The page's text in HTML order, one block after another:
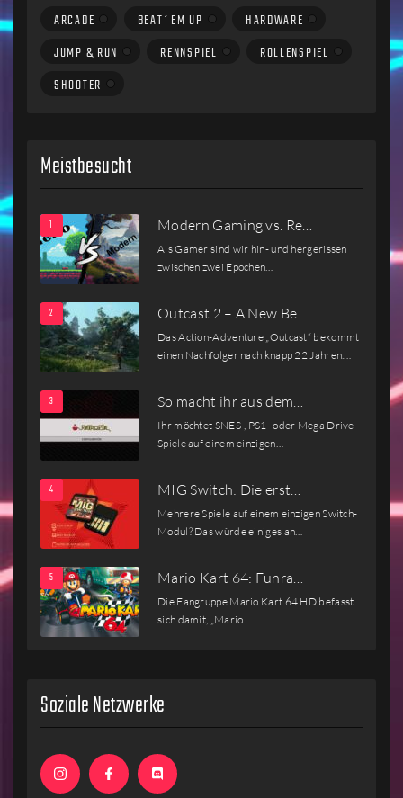
ARCADE
BEAT´EM UP
HARDWARE
JUMP & RUN
RENNSPIEL
ROLLENSPIEL
SHOOTER
Meistbesucht
Modern Gaming vs. Re…
Als Gamer sind wir hin- und hergerissen
zwischen zwei Epochen…
Outcast 2 – A New Be…
Das Action-Adventure „Outcast“ bekommt
einen Nachfolger nach knapp 22 Jahren.…
So macht ihr aus dem…
Ihr möchtet SNES-, PS1- oder Mega Drive-
Spiele auf einem einzigen…
MIG Switch: Die erst…
Mehrere Spiele auf einem einzigen Switch-
Modul? Das würde einiges an…
Mario Kart 64: Funra…
Die Fangruppe Mario Kart 64 HD befasst
sich damit, „Mario…
Soziale Netzwerke